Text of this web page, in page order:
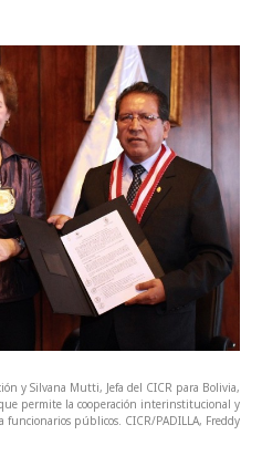
y Silvana Mutti, Jefa del CICR para Bolivia,
permite la cooperación interinstitucional y
funcionarios públicos. CICR/PADILLA, Freddy